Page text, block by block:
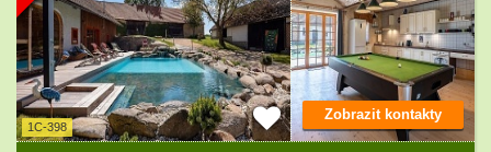
1C-398
Zobrazit kontakty